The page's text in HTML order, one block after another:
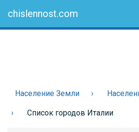
chislennost.com
Население Земли
Список городов Италии